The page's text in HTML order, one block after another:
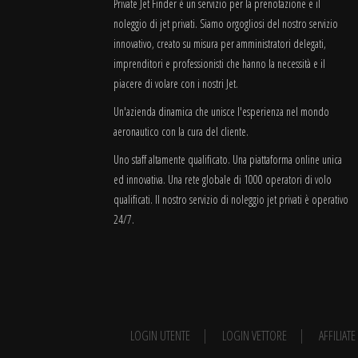
Private Jet Finder è un servizio per la prenotazione e il
noleggio di jet privati. Siamo orgogliosi del nostro servizio
innovativo, creato su misura per amministratori delegati,
imprenditori e professionisti che hanno la necessità e il
piacere di volare con i nostri Jet.
Un'azienda dinamica che unisce l'esperienza nel mondo
aeronautico con la cura del cliente.
Uno staff altamente qualificato. Una piattaforma online unica
ed innovativa. Una rete globale di 1000 operatori di volo
qualificati. Il nostro servizio di noleggio jet privati è operativo
24/7.
LOGIN UTENTE LOGIN VETTORE